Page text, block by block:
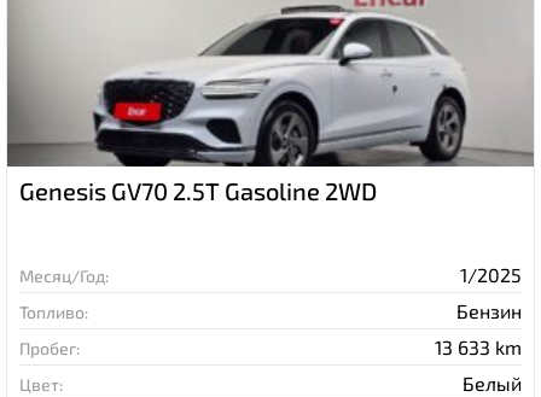
Genesis GV70 2.5T Gasoline 2WD
Месяц/Год: 1/2025
Топливо: Бензин
Пробег: 13 633 km
Цвет: Белый